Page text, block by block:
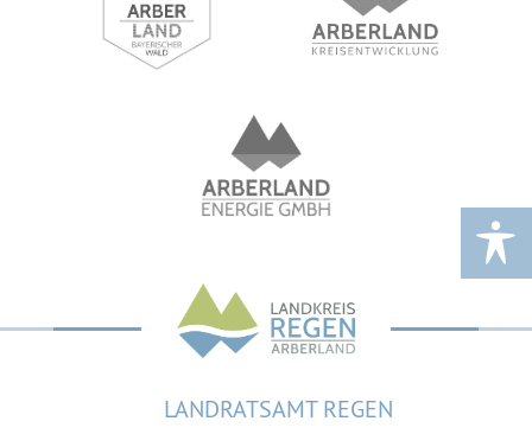
LANDRATSAMT REGEN